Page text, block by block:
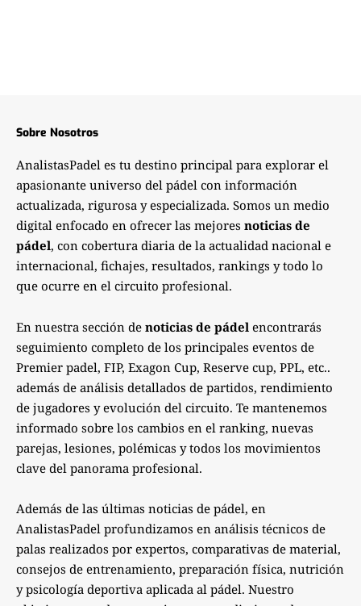
Sobre Nosotros
AnalistasPadel es tu destino principal para explorar el
apasionante universo del pádel con información
actualizada, rigurosa y especializada. Somos un medio
digital enfocado en ofrecer las mejores noticias de
pádel, con cobertura diaria de la actualidad nacional e
internacional, fichajes, resultados, rankings y todo lo
que ocurre en el circuito profesional.
En nuestra sección de noticias de pádel encontrarás
seguimiento completo de los principales eventos de
Premier padel, FIP, Exagon Cup, Reserve cup, PPL, etc..
además de análisis detallados de partidos, rendimiento
de jugadores y evolución del circuito. Te mantenemos
informado sobre los cambios en el ranking, nuevas
parejas, lesiones, polémicas y todos los movimientos
clave del panorama profesional.
Además de las últimas noticias de pádel, en
AnalistasPadel profundizamos en análisis técnicos de
palas realizados por expertos, comparativas de material,
consejos de entrenamiento, preparación física, nutrición
y psicología deportiva aplicada al pádel. Nuestro